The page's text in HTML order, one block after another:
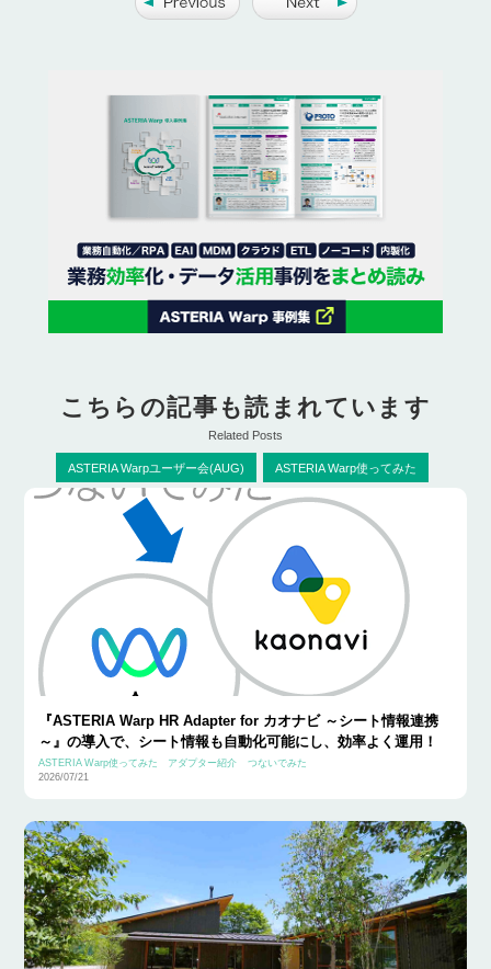
こちらの記事も読まれています
Related Posts
ASTERIA Warpユーザー会(AUG) ASTERIA Warp使ってみた
『ASTERIA Warp HR Adapter for カオナビ ～シート情報連携
～』の導入で、シート情報も自動化可能にし、効率よく運用！
ASTERIA Warp使ってみた アダプター紹介
つないでみた
2026/07/21